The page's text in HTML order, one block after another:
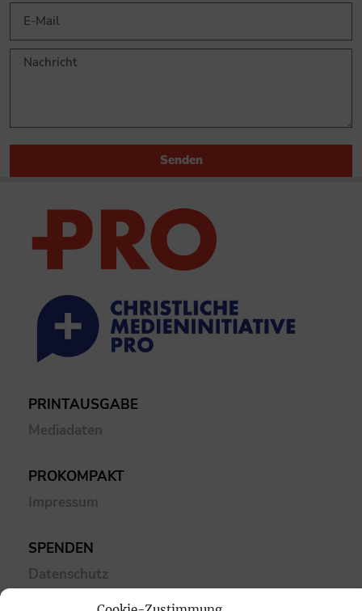
Senden
PRINTAUSGABE
Mediadaten
PROKOMPAKT
Impressum
SPENDEN
Datenschutz